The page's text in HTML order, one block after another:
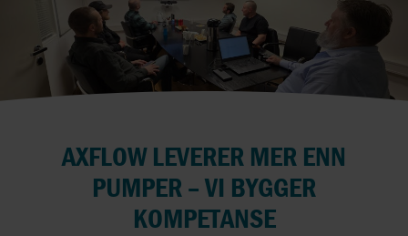
AXFLOW LEVERER MER ENN
PUMPER – VI BYGGER
KOMPETANSE